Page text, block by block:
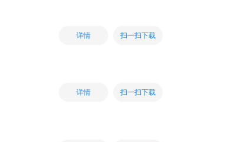
详情 扫一扫下载
详情 扫一扫下载